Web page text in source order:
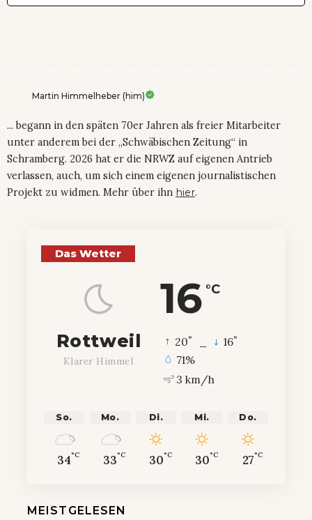
Martin Himmelheber (him)
... begann in den späten 70er Jahren als freier Mitarbeiter
unter anderem bei der „Schwäbischen Zeitung“ in
Schramberg. 2026 hat er die NRWZ auf eigenen Antrieb
verlassen, auch, um sich einem eigenen journalistischen
Projekt zu widmen. Mehr über ihn hier.
Das Wetter
16 °C
Rottweil
Klarer Himmel
20° 16°
71%
3 km/h
So.
34°C
Mo.
33°C
Di.
30°C
Mi.
30°C
Do.
27°C
MEISTGELESEN